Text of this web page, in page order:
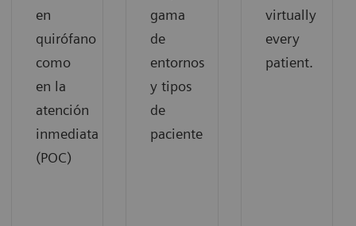
en
quirófano
como
en la
atención
inmediata
(POC)
gama
de
entornos
y tipos
de
paciente
virtually
every
patient.